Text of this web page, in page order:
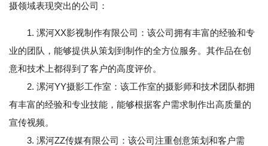
摄领域表现突出的公司：
1. 漯河XX影视制作有限公司：该公司拥有丰富的经验和专
业的团队，能够提供从策划到制作的全方位服务。其作品在创
意和技术上都得到了客户的高度评价。
2. 漯河YY摄影工作室：该工作室的摄影师和技术团队都拥
有丰富的经验和专业技能，能够根据客户需求制作出高质量的
宣传视频。
3. 漯河ZZ传媒有限公司：该公司注重创意策划和客户需